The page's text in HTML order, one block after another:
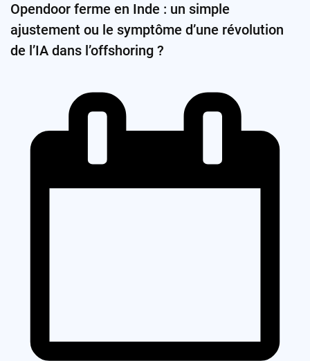
Opendoor ferme en Inde : un simple
ajustement ou le symptôme d’une révolution
de l’IA dans l’offshoring ?